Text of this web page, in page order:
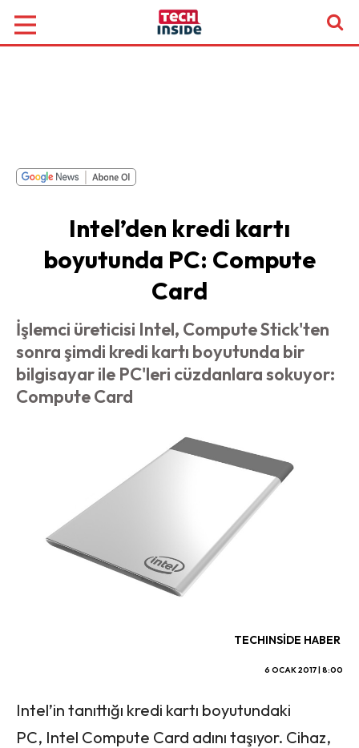
Intel’den kredi kartı
boyutunda PC: Compute
Card
İşlemci üreticisi Intel, Compute Stick'ten
sonra şimdi kredi kartı boyutunda bir
bilgisayar ile PC'leri cüzdanlara sokuyor:
Compute Card
TECHINSIDE HABER
6 OCAK 2017 | 8:00
Intel’in tanıttığı kredi kartı boyutundaki
PC, Intel Compute Card adını taşıyor. Cihaz,